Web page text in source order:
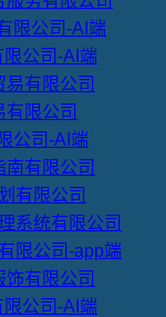
限公司-AI端
公司-AI端
有限公司
限公司
公司-AI端
有限公司
有限公司
系统有限公司
限公司-app端
有限公司
公司-AI端